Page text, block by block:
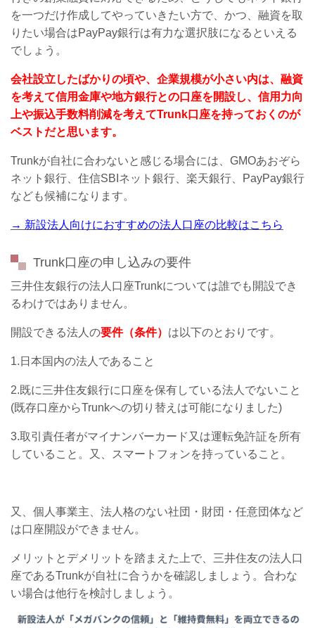
を一つだけ作成してやっていきたい方で、かつ、融資を取
りたい場合はPayPay銀行は有力な選択肢になるといえる
でしょう。
会社設立したばかりの頃や、企業規模が小さい内は、融資
を考えて信用金庫や地方銀行との口座を開設し、信用力向
上や振込手数料削減を考えてTrunk口座を持っておくのが
ベストだと思います。
Trunkが自社に合わないと感じる場合には、GMOあおぞら
ネット銀行、住信SBIネット銀行、楽天銀行、PayPay銀行
なども候補になります。
→ 新設法人向けにおすすめの法人口座の比較はこちら
Trunk口座の申し込みの要件
三井住友銀行の法人口座Trunkについては誰でも開設でき
るわけではありません。
開設できる法人の要件（条件） は以下のとおりです。
1.日本国内の法人であること
2.既に三井住友銀行に口座を保有している法人でないこと
(既存口座からTrunkへの切り替えは可能になりました)
3.取引責任者がマイナンバーカード又は運転免許証を所有
していること。又、スマートフォンを持っていること。
又、個人事業主、法人格のない社団・財団・任意団体など
は口座開設ができません。
メリットとデメリットを踏まえた上で、三井住友の法人口
座であるTrunkが自社に合うかを確認しましょう。合わな
い場合は他行を検討しましょう。